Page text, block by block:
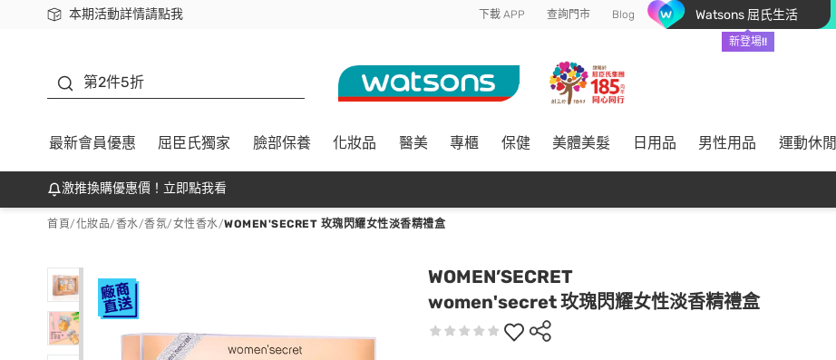
本期活動詳情請點我
下載app最高回饋$350 下載 APP 查詢門市 Blog Watsons 屈氏生活
新登場!!
第2件5折
最新會員優惠 屈臣氏獨家 臉部保養 化妝品 醫美 專櫃 保健 美體美髮 日用品 男性用品 運動休閒
激推換購優惠價！立即點我看
首頁/化妝品/香水/香氛/女性香水/WOMEN'SECRET 玫瑰閃耀女性淡香精禮盒
WOMEN’SECRET
women'secret 玫瑰閃耀女性淡香精禮盒